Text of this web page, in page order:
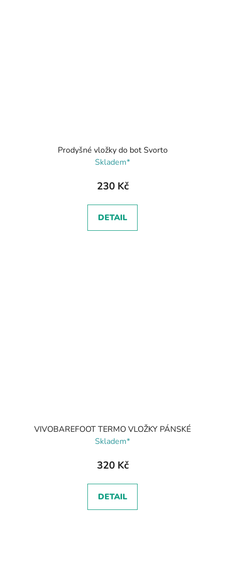
Prodyšné vložky do bot Svorto
Skladem*
230 Kč
DETAIL
VIVOBAREFOOT TERMO VLOŽKY PÁNSKÉ
Skladem*
320 Kč
DETAIL